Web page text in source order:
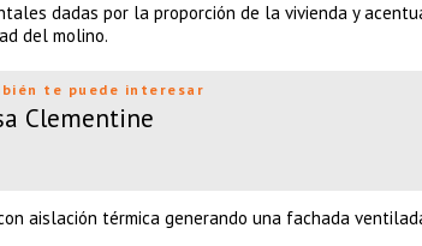
dadas por la proporción de la vivienda y
del molino.
te puede interesar
Clementine
aislación térmica generando una fachada